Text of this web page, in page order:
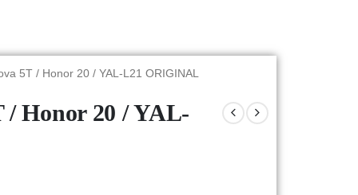
5T / Honor 20 / YAL-L21 ORIGINAL
/ Honor 20 / YAL-